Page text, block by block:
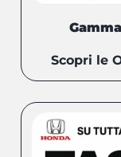
Scopri le